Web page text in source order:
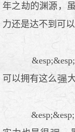
年之劫的渊源，
力还是达不到可
可以拥有这么
&esp;&esp;